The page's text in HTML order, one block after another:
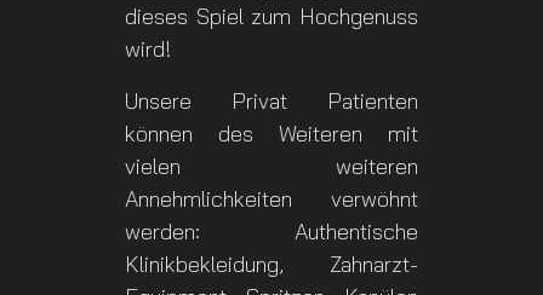
dieses Spiel zum Hochgenuss
wird!
Unsere Privat Patienten
können des Weiteren mit
vielen weiteren
Annehmlichkeiten verwöhnt
werden: Authentische
Klinikbekleidung, Zahnarzt-